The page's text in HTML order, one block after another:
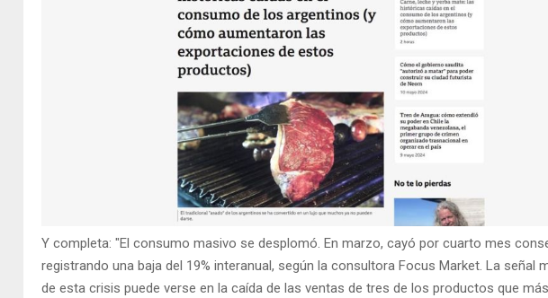
Y completa: "El consumo masivo se desplomó. En marzo, cayó por cuarto mes
registrando una baja del 19% interanual, según la consultora Focus Market. La señal
de esta crisis puede verse en la caída de las ventas de tres de los productos que más